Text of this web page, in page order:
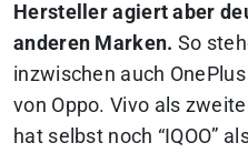
Hersteller agiert aber
anderen Marken. So
inzwischen auch
von Oppo. Vivo als
hat selbst noch “IQOO”